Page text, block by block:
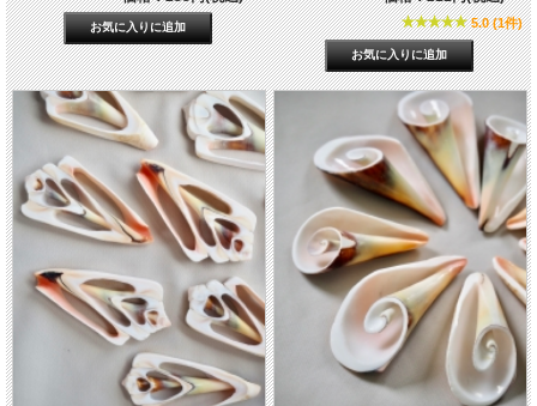
5.0 (1件)